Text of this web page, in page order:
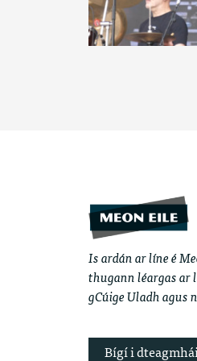
Is ardán ar líne é
thugann léargas ar
gCúige Uladh agus
Bígí i